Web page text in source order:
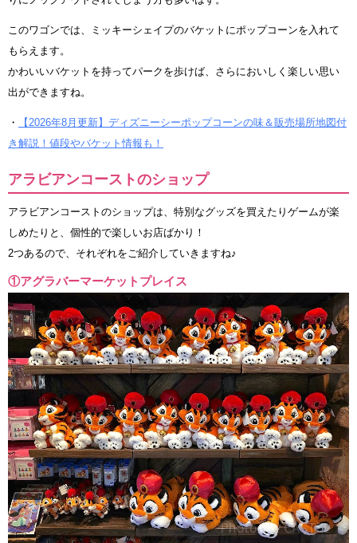
このワゴンでは、ミッキーシェイプのバケットにポップコーンを入れて
もらえます。
かわいいバケットを持ってパークを歩けば、さらにおいしく楽しい思い
出ができますね。
・
【2026年8月更新】ディズニーシーポップコーンの味＆販売場所地図付
き解説！値段やバケット情報も！
アラビアンコーストのショップ
アラビアンコーストのショップは、特別なグッズを買えたりゲームが楽
しめたりと、個性的で楽しいお店ばかり！
2つあるので、それぞれをご紹介していきますね♪
①アグラバーマーケットプレイス